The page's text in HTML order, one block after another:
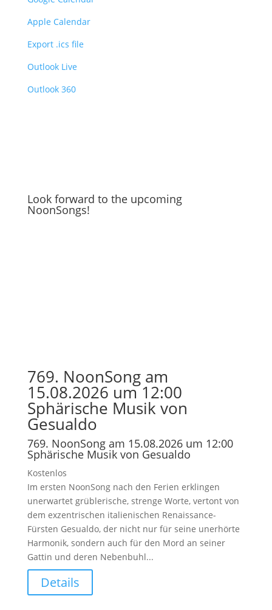
Apple Calendar
Export .ics file
Outlook Live
Outlook 360
Look forward to the upcoming
NoonSongs!
769. NoonSong am
15.08.2026 um 12:00
Sphärische Musik von
Gesualdo
769. NoonSong am 15.08.2026 um 12:00
Sphärische Musik von Gesualdo
Kostenlos
Im ersten NoonSong nach den Ferien erklingen
unerwartet grüblerische, strenge Worte, vertont von
dem exzentrischen italienischen Renaissance-
Fürsten Gesualdo, der nicht nur für seine unerhörte
Harmonik, sondern auch für den Mord an seiner
Gattin und deren Nebenbuhl...
Details